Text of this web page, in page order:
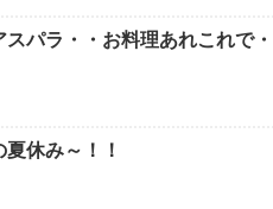
スパラ・・お料理あれこれで
休み～！！